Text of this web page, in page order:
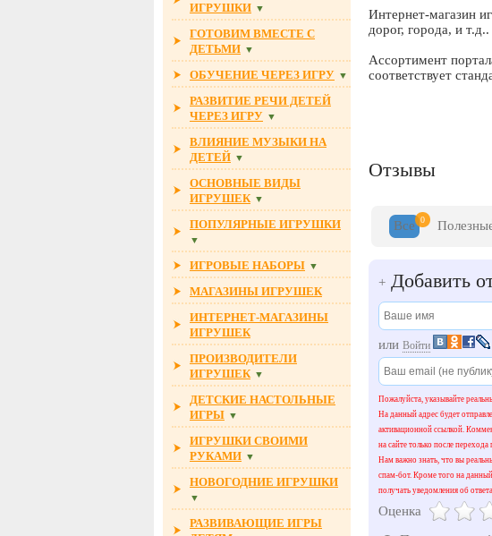
ИГРУШКИ ▼
ГОТОВИМ ВМЕСТЕ С
ДЕТЬМИ ▼
ОБУЧЕНИЕ ЧЕРЕЗ ИГРУ ▼
РАЗВИТИЕ РЕЧИ ДЕТЕЙ
ЧЕРЕЗ ИГРУ ▼
ВЛИЯНИЕ МУЗЫКИ НА
ДЕТЕЙ ▼
ОСНОВНЫЕ ВИДЫ
ИГРУШЕК ▼
ПОПУЛЯРНЫЕ ИГРУШКИ
▼
ИГРОВЫЕ НАБОРЫ ▼
МАГАЗИНЫ ИГРУШЕК
ИНТЕРНЕТ-МАГАЗИНЫ
ИГРУШЕК
ПРОИЗВОДИТЕЛИ
ИГРУШЕК ▼
ДЕТСКИЕ НАСТОЛЬНЫЕ
ИГРЫ ▼
ИГРУШКИ СВОИМИ
РУКАМИ ▼
НОВОГОДНИЕ ИГРУШКИ
▼
РАЗВИВАЮЩИЕ ИГРЫ
Интернет-магазин
дорог, города, и
Ассортимент
соответствует
Отзывы
Все 0 Полезн
+ Добавить
или Войти
Пожалуйста, указывайте
На данный адрес будет
активационной ссылкой.
на сайте только после перехода
Нам важно знать, что вы
спам-бот. Кроме того на
получать уведомления об
Оценка